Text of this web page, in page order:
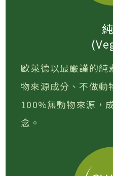
歐萊德以最嚴謹的純
物來源成分、不做動
100%無動物來源，
念。